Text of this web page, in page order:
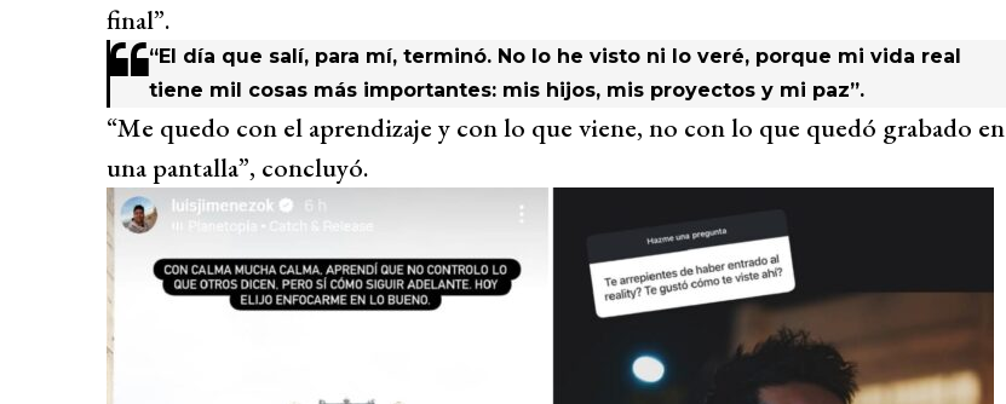
final”.
“El día que salí, para mí, terminó. No lo he visto ni lo veré, porque mi vida real
tiene mil cosas más importantes: mis hijos, mis proyectos y mi paz”.
“Me quedo con el aprendizaje y con lo que viene, no con lo que quedó grabado en
una pantalla”, concluyó.